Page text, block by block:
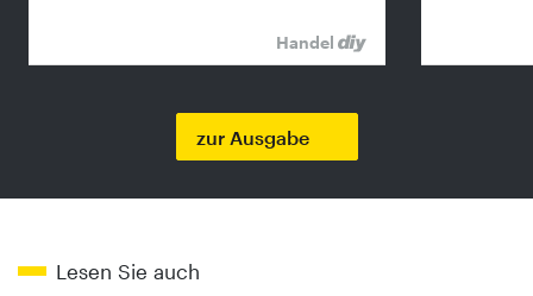
Handel
zur Ausgabe
Lesen Sie auch